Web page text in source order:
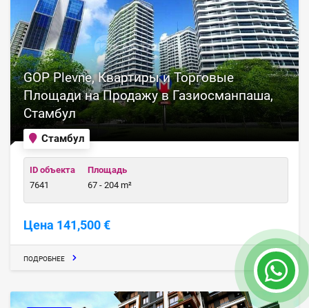
Стамбул
GOP Plevne, Квартиры и Торговые
Площади на Продажу в Газиосманпаша,
Стамбул
ID объекта
7641
Площадь
67 - 204 m²
Цена 141,500 €
ПОДРОБНЕЕ